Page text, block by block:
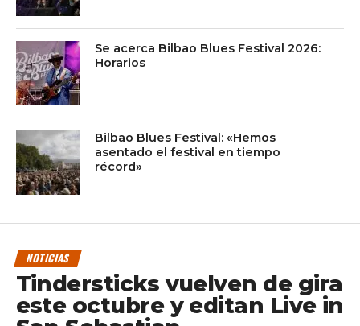
Se acerca Bilbao Blues Festival 2026:
Horarios
Bilbao Blues Festival: «Hemos
asentado el festival en tiempo
récord»
NOTICIAS
Tindersticks vuelven de gira
este octubre y editan Live in